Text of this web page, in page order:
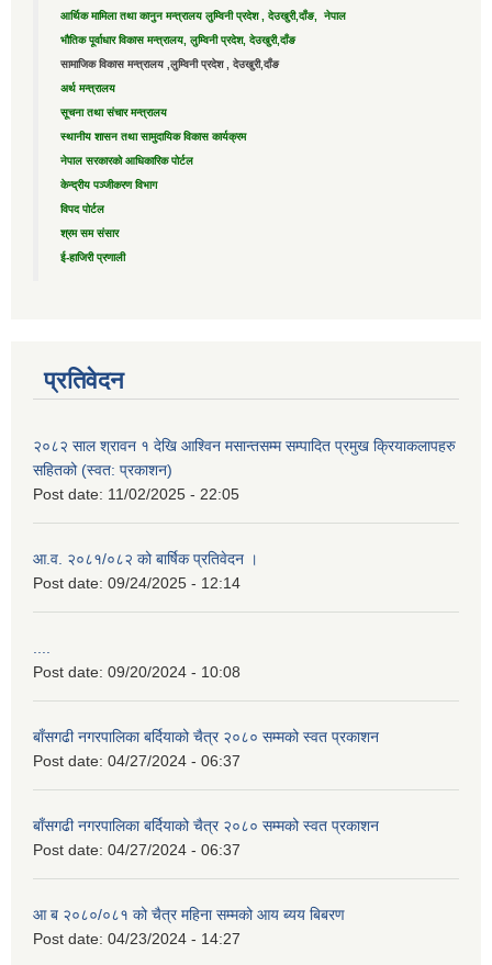
आर्थिक मामिला तथा कानुन मन्त्रालय लुम्विनी प्रदेश , देउखुरी,दाँङ, नेपाल
भौतिक पूर्वाधार विकास मन्त्रालय, लुम्विनी प्रदेश, देउखुरी,दाँङ
सामाजिक विकास मन्त्रालय ,लुम्विनी प्रदेश , देउखुरी,दाँङ
अर्थ मन्त्रालय
सूचना तथा संचार मन्त्रालय
स्थानीय शासन तथा सामुदायिक विकास कार्यक्रम
नेपाल सरकारको आधिकारिक पोर्टल
केन्द्रीय पञ्जीकरण विभाग
विपद पोर्टल
श्रम सम संसार
ई-हाजिरी प्रणाली
प्रतिवेदन
२०८२ साल श्रावन १ देखि आश्विन मसान्तसम्म सम्पादित प्रमुख क्रियाकलापहरु
सहितको (स्वत: प्रकाशन)
Post date: 11/02/2025 - 22:05
आ.व. २०८१/०८२ को बार्षिक प्रतिवेदन ।
Post date: 09/24/2025 - 12:14
....
Post date: 09/20/2024 - 10:08
बाँसगढी नगरपालिका बर्दियाको चैत्र २०८० सम्मको स्वत प्रकाशन
Post date: 04/27/2024 - 06:37
बाँसगढी नगरपालिका बर्दियाको चैत्र २०८० सम्मको स्वत प्रकाशन
Post date: 04/27/2024 - 06:37
आ ब २०८०/०८१ को चैत्र महिना सम्मको आय ब्यय बिबरण
Post date: 04/23/2024 - 14:27